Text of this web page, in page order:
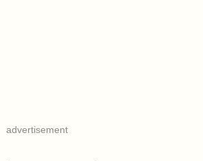
advertisement